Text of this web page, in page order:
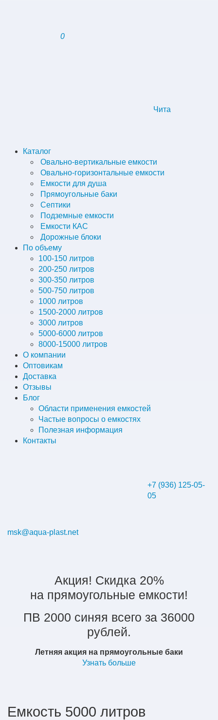
0
Чита
Каталог
Овально-вертикальные емкости
Овально-горизонтальные емкости
Емкости для душа
Прямоугольные баки
Септики
Подземные емкости
Емкости КАС
Дорожные блоки
По объему
100-150 литров
200-250 литров
300-350 литров
500-750 литров
1000 литров
1500-2000 литров
3000 литров
5000-6000 литров
8000-15000 литров
О компании
Оптовикам
Доставка
Отзывы
Блог
Области применения емкостей
Частые вопросы о емкостях
Полезная информация
Контакты
+7 (936) 125-05-
05
msk@aqua-plast.net
Акция! Скидка 20%
на прямоугольные емкости!
ПВ 2000 синяя всего за 36000
рублей.
Летняя акция на прямоугольные баки
Узнать больше
Емкость 5000 литров